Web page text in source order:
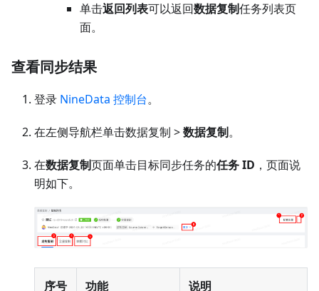
单击返回列表可以返回数据复制任务列表页
面。
查看同步结果
登录 NineData 控制台。
在左侧导航栏单击数据复制 >数据复制。
在数据复制页面单击目标同步任务的任务 ID ，页面说
明如下。
序号 功能 说明